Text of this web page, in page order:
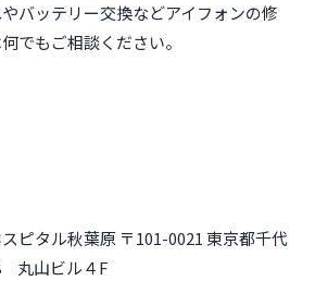
バッテリー交換などアイフォンの修
でもご相談ください。
ピタル秋葉原 〒101-0021 東京都千代
丸山ビル４F